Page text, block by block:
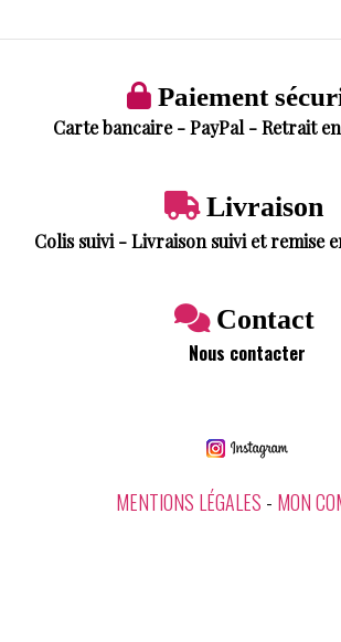
 Paiement
Carte bancaire - PayPal - Retrait
Livraison
Colis suivi - Livraison suivi et remise
 Contact
Nous contacter
MENTIONS LÉGALES MON